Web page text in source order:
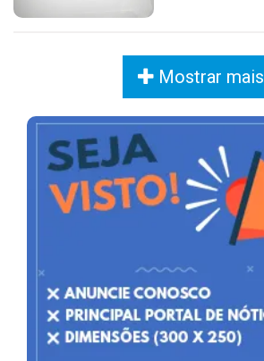
Mostrar mais